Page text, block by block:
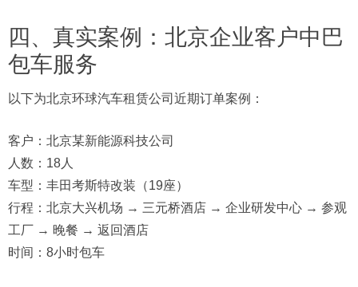
四、真实案例：北京企业客户中巴
包车服务
以下为北京环球汽车租赁公司近期订单案例：
客户：北京某新能源科技公司
人数：18人
车型：丰田考斯特改装（19座）
行程：北京大兴机场 → 三元桥酒店 → 企业研发中心 → 参观
工厂 → 晚餐 → 返回酒店
时间：8小时包车